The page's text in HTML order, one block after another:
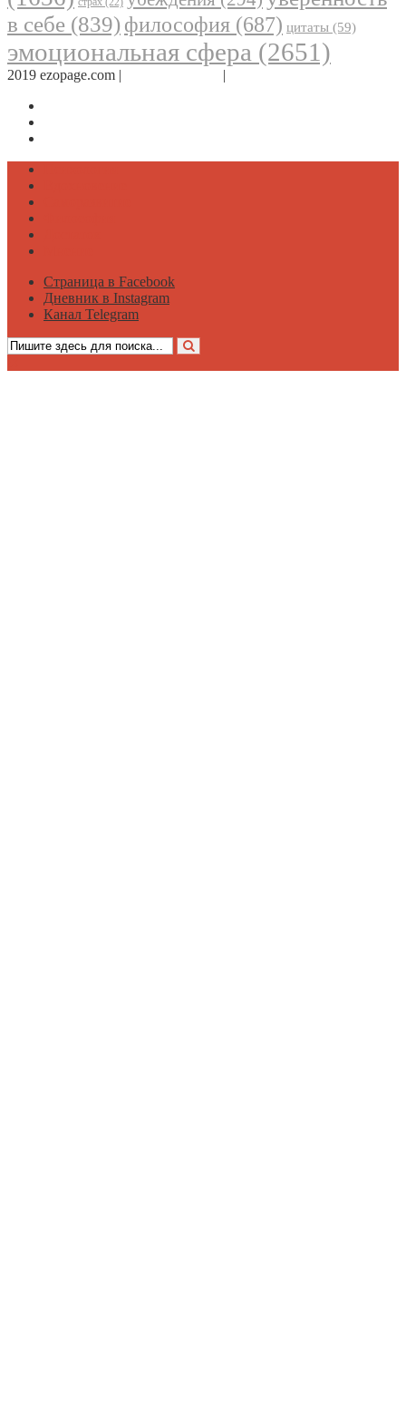
в себе (839) философия (687) цитаты (59)
эмоциональная сфера (2651)
2019 ezopage.com | |
Страница в Facebook
Дневник в Instagram
Канал Telegram